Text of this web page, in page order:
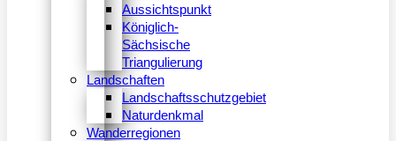
Aussichtspunkt
Königlich-
Sächsische
Triangulierung
Landschaften
Landschaftsschutzgebiet
Naturdenkmal
Wanderregionen